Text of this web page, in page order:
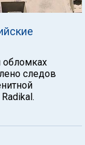
обломках
следов